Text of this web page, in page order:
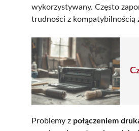
wykorzystywany. Często
trudności z kompatybilnością
Problemy z połączeniem